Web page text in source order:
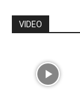
VIDEO